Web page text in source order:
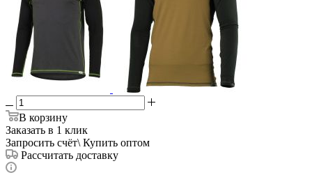
В корзину
Заказать в 1 клик
Запросить счёт\ Купить оптом
Рассчитать доставку